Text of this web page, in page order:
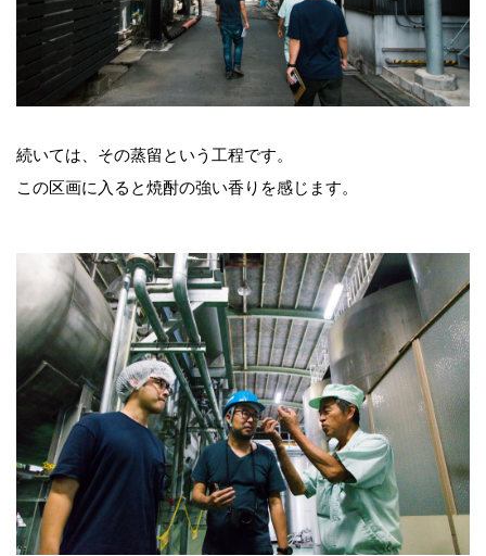
続いては、その蒸留という工程です。
この区画に入ると焼酎の強い香りを感じます。